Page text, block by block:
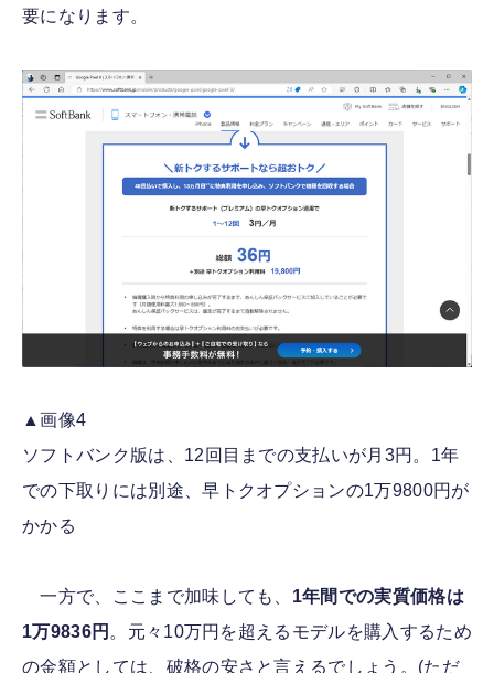
要になります。
▲画像4
ソフトバンク版は、12回目までの支払いが月3円。1年
での下取りには別途、早トクオプションの1万9800円が
かかる
一方で、ここまで加味しても、 1年間での実質価格は
1万9836円 。元々10万円を超えるモデルを購入するため
の金額としては、破格の安さと言えるでしょう。(ただ